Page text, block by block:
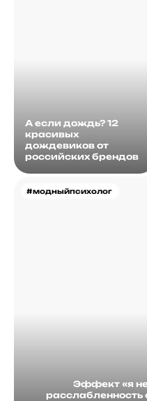
А если дождь? 12
красивых
дождевиков от
российских брендов
#модныйпсихолог
Эффект «я